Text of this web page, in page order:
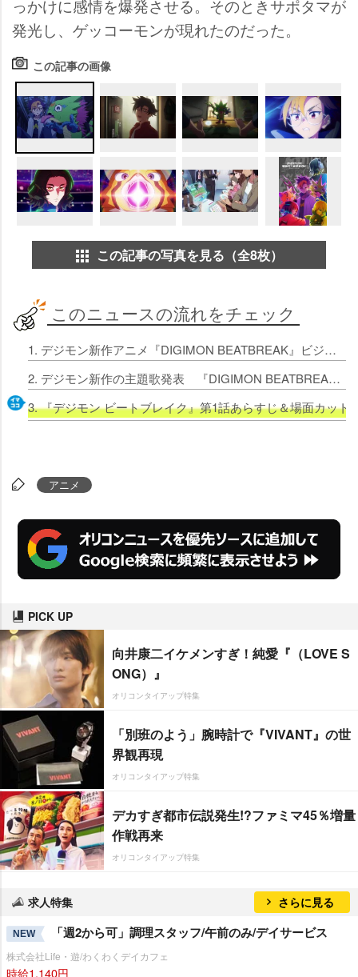
っかけに感情を爆発させる。そのときサポタマが
発光し、ゲッコーモンが現れたのだった。
この記事の画像
この記事の写真を見る（全8枚）
このニュースの流れをチェック
1. デジモン新作アニメ『DIGIMON BEATBREAK』ビジュアル解禁 3種類で咲夜レーナ＆プリスティモン、久遠寺マコト＆キロプモンら
2. デジモン新作の主題歌発表 『DIGIMON BEATBREAK』OPはMADKID、EDは冨岡愛
3. 『デジモン ビートブレイク』第1話あらすじ＆場面カッ
アニメ
PICK UP
向井康二イケメンすぎ！純愛『（LOVE S
ONG）』
オリコンタイアップ特集
「別班のよう」腕時計で『VIVANT』の世
界観再現
オリコンタイアップ特集
デカすぎ都市伝説発生!?ファミマ45％増量
作戦再来
オリコンタイアップ特集
求人特集 さらに見る
NEW 「週2から可」調理スタッフ/午前のみ/デイサービス
株式会社Life・遊/わくわくデイカフェ
時給1,140円